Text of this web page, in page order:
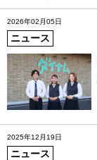
2026年02月05日
ニュース
2025年12月19日
ニュース